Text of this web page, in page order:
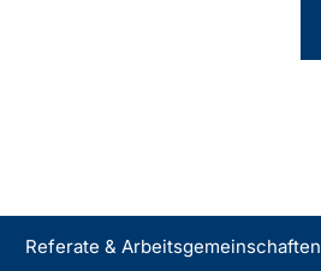
Referate & Arbeitsgemeinschaften